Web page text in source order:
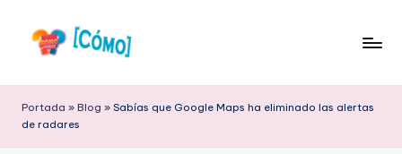
Saltar
a
b
tus
Portada » Blog » Sabías que Google Maps ha eliminado las alertas
de radares